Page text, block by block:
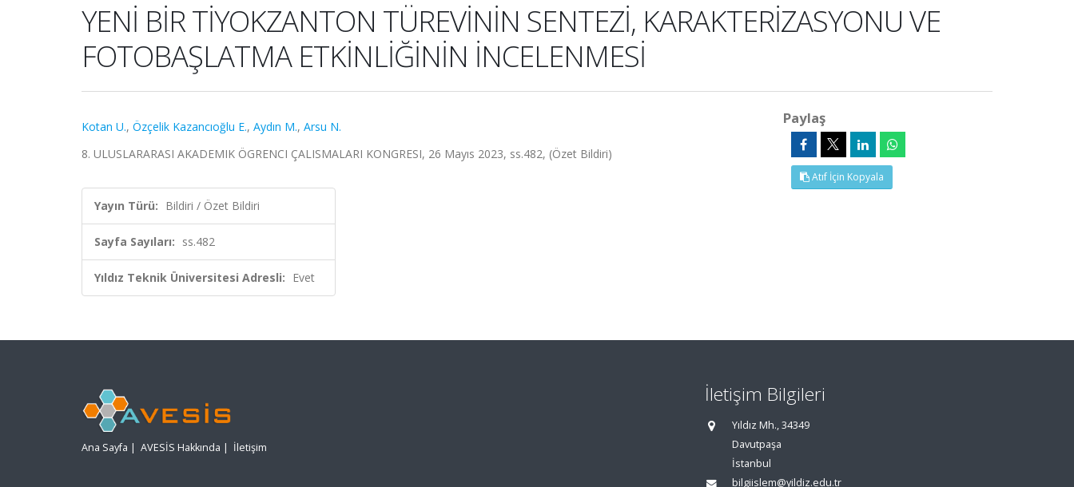
YENİ BİR TİYOKZANTON TÜREVİNİN SENTEZİ, KARAKTERİZASYONU VE
FOTOBAŞLATMA ETKİNLİĞİNİN İNCELENMESİ
Kotan U., Özçelik Kazancıoğlu E., Aydın M., Arsu N.
8. ULUSLARARASI AKADEMIK ÖGRENCI ÇALISMALARI KONGRESI, 26 Mayıs 2023, ss.482, (Özet Bildiri)
Yayın Türü: Bildiri / Özet Bildiri
Sayfa Sayıları: ss.482
Yıldız Teknik Üniversitesi Adresli: Evet
Paylaş
Atıf İçin Kopyala
Ana Sayfa | AVESİS Hakkında | İletişim
İletişim Bilgileri
Yıldız Mh., 34349
Davutpaşa
İstanbul
bilgiislem@yildiz.edu.tr